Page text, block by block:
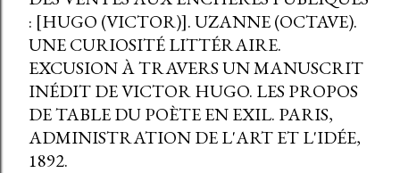
: [HUGO (VICTOR)]. UZANNE (OCTAVE).
UNE CURIOSITÉ LITTÉRAIRE.
EXCUSION À TRAVERS UN MANUSCRIT
INÉDIT DE VICTOR HUGO. LES PROPOS
DE TABLE DU POÈTE EN EXIL. PARIS,
ADMINISTRATION DE L'ART ET L'IDÉE,
1892.